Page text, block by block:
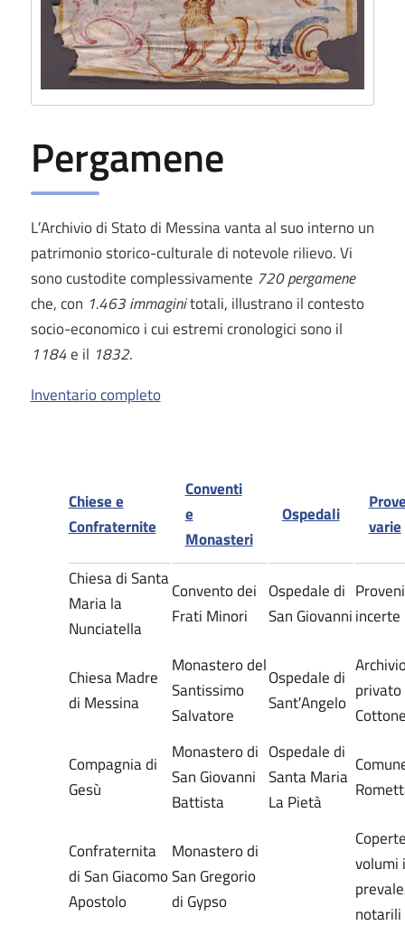
Pergamene
L′Archivio di Stato di Messina vanta al suo interno un
patrimonio storico-culturale di notevole rilievo. Vi
sono custodite complessivamente 720 pergamene
che, con 1.463 immaginitotali, illustrano il contesto
socio-economico i cui estremi cronologici sono il
1184e il 1832.
Inventario completo
Chiese e
Confraternite
Conventi
e
Monasteri
Ospedali
varie
Chiesa di Santa
Maria la
Nunciatella
Convento dei
Frati Minori
Ospedale di
San Giovanniincerte
Chiesa Madre
di Messina
Monastero del
Santissimo
Salvatore
Ospedale di
Sant′Angelo
privato
Compagnia di
Gesù
Monastero di
San Giovanni
Battista
Ospedale di
Santa Maria
La Pietà
Confraternita
di San Giacomo
Apostolo
Monastero di
San Gregorio
di Gypso
volumi
notarili